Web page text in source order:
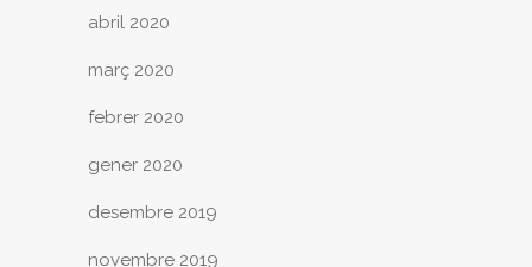
abril 2020
març 2020
febrer 2020
gener 2020
desembre 2019
novembre 2019